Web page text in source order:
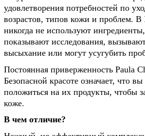
удовлетворения потребностей по
возрастов, типов кожи и проблем. В
никогда не используют
показывают исследования,
высыхание или могут усугубить
Постоянная приверженность Paula
Безопасной красоте означает, что
положиться на их продукты, чтобы
коже.
В чем отличие?